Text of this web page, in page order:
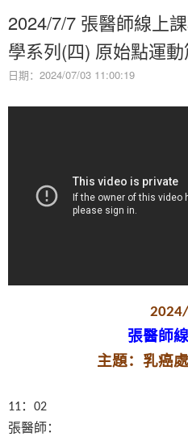
2024/7/7 張醫師線上
學系列(四) 原始點運動
日期：2024/07/03 11:00:19
張醫師
主題：乳癌
11： 02
張醫師：